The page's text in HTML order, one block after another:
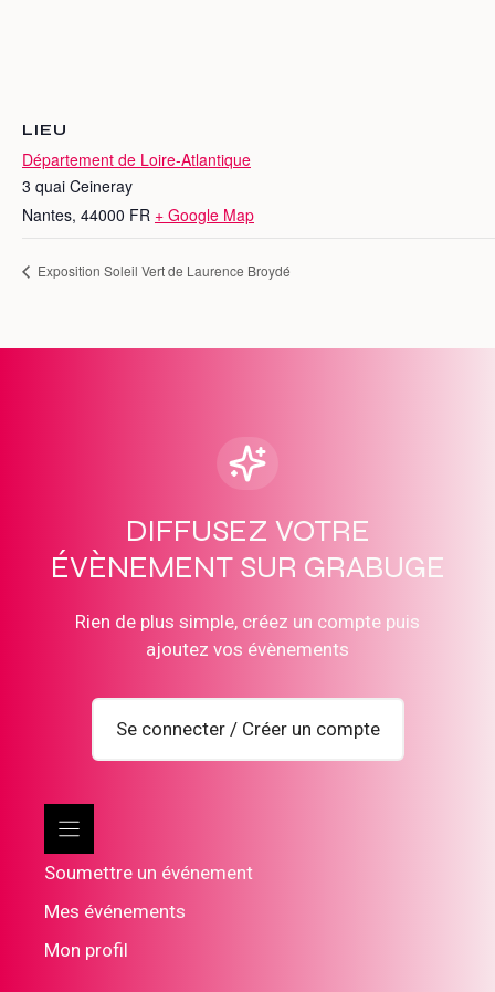
LIEU
Département de Loire-Atlantique
3 quai Ceineray
Nantes, 44000 FR + Google Map
Exposition Soleil Vert de Laurence Broydé
DIFFUSEZ VOTRE
ÉVÈNEMENT SUR GRABUGE
Rien de plus simple, créez un compte puis
ajoutez vos évènements
Se connecter / Créer un compte
Soumettre un événement
Mes événements
Mon profil